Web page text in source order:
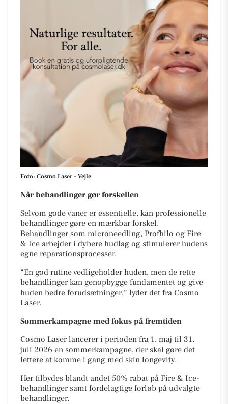
Foto: Cosmo Laser - Vejle
Når behandlinger gør forskellen
Selvom gode vaner er essentielle, kan professionelle
behandlinger gøre en mærkbar forskel.
Behandlinger som microneedling, Profhilo og Fire
& Ice arbejder i dybere hudlag og stimulerer hudens
egne reparationsprocesser.
“En god rutine vedligeholder huden, men de rette
behandlinger kan genopbygge fundamentet og give
huden bedre forudsætninger,” lyder det fra Cosmo
Laser.
Sommerkampagne med fokus på fremtiden
Cosmo Laser lancerer i perioden fra 1. maj til 31.
juli 2026 en sommerkampagne, der skal gøre det
lettere at komme i gang med skin longevity.
Her tilbydes blandt andet 50% rabat på Fire & Ice-
behandlinger samt fordelagtige forløb på udvalgte
behandlinger.